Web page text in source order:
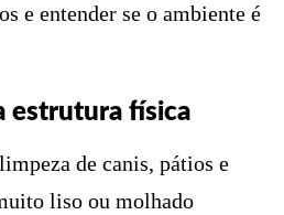
e entender se o ambiente é
estrutura física
de canis, pátios e
liso ou molhado